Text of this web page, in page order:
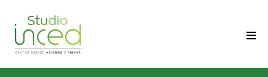
contenuto